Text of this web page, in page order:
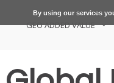
By using our services
GEO ADDED VALUE